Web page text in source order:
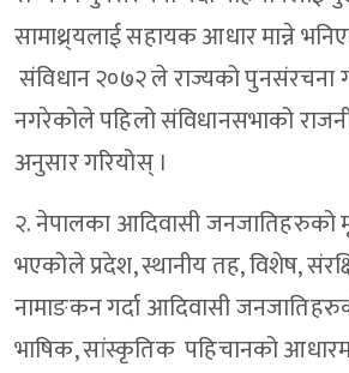
सामाथ्र्यलाई सहायक आधार मान्ने
संविधान २०७२ ले राज्यको पुनसंरचना
नगरेकोले पहिलो संविधानसभाको
अनुसार गरियोस् ।
२. नेपालका आदिवासी जनजातिहरुको
भएकोले प्रदेश, स्थानीय तह, विशेष,
नामाङकन गर्दा आदिवासी
भाषिक, सांस्कृतिक पहिचानको